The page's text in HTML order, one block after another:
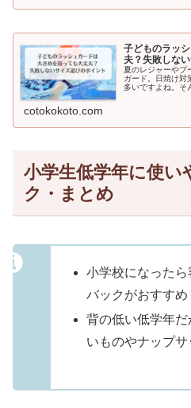
子どものラッ
夫？失敗しな
夏のレジャーやプ
ガード。日焼け対
多いですよね。そ
cotokokoto.com
小学生低学年に使い
ク・まとめ
小学校になった
バックがおすすめ
背の低い低学年
いものやナップ